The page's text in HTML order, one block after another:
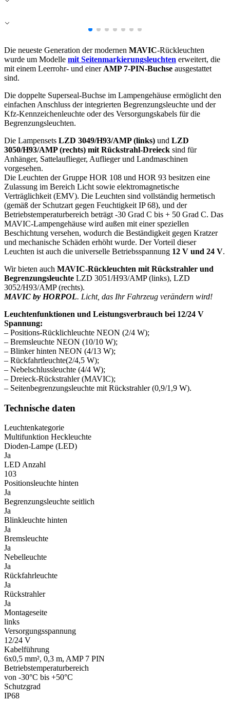
Die neueste Generation der modernen MAVIC-Rückleuchten
wurde um Modelle mit Seitenmarkierungsleuchten erweitert, die
mit einem Leerrohr- und einer AMP 7-PIN-Buchse ausgestattet
sind.
Die doppelte Superseal-Buchse im Lampengehäuse ermöglicht den
einfachen Anschluss der integrierten Begrenzungsleuchte und der
Kfz-Kennzeichenleuchte oder des Versorgungskabels für die
Begrenzungsleuchten.
Die Lampensets LZD 3049/H93/AMP (links) und LZD
3050/H93/AMP (rechts) mit Rückstrahl-Dreieck sind für
Anhänger, Sattelauflieger, Auflieger und Landmaschinen
vorgesehen.
Die Leuchten der Gruppe HOR 108 und HOR 93 besitzen eine
Zulassung im Bereich Licht sowie elektromagnetische
Verträglichkeit (EMV). Die Leuchten sind vollständig hermetisch
(gemäß der Schutzart gegen Feuchtigkeit IP 68), und der
Betriebstemperaturbereich beträgt -30 Grad C bis + 50 Grad C. Das
MAVIC-Lampengehäuse wird außen mit einer speziellen
Beschichtung versehen, wodurch die Beständigkeit gegen Kratzer
und mechanische Schäden erhöht wurde. Der Vorteil dieser
Leuchten ist auch die universelle Betriebsspannung 12 V und 24 V.
Wir bieten auch MAVIC-Rückleuchten mit Rückstrahler und
Begrenzungsleuchte LZD 3051/H93/AMP (links), LZD
3052/H93/AMP (rechts).
MAVIC by HORPOL. Licht, das Ihr Fahrzeug verändern wird!
Leuchtenfunktionen und Leistungsverbrauch bei 12/24 V
Spannung:
– Positions-Rücklichleuchte NEON (2/4 W);
– Bremsleuchte NEON (10/10 W);
– Blinker hinten NEON (4/13 W);
– Rückfahrtleuchte(2/4,5 W);
– Nebelschlussleuchte (4/4 W);
– Dreieck-Rückstrahler (MAVIC);
– Seitenbegrenzungsleuchte mit Rückstrahler (0,9/1,9 W).
Technische daten
Leuchtenkategorie
Multifunktion Heckleuchte
Dioden-Lampe (LED)
Ja
LED Anzahl
103
Positionsleuchte hinten
Ja
Begrenzungsleuchte seitlich
Ja
Blinkleuchte hinten
Ja
Bremsleuchte
Ja
Nebelleuchte
Ja
Rückfahrleuchte
Ja
Rückstrahler
Ja
Montageseite
links
Versorgungsspannung
12/24 V
Kabelführung
6x0,5 mm², 0,3 m, AMP 7 PIN
Betriebstemperaturbereich
von -30°C bis +50°C
Schutzgrad
IP68
Meine Einstellungen speichern
Alle akzeptieren